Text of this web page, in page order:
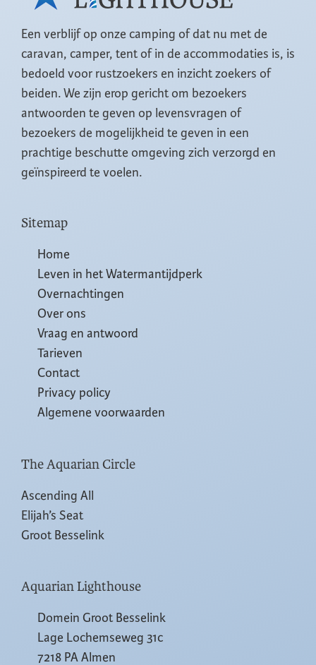
Een verblijf op onze camping of dat nu met de
caravan, camper, tent of in de accommodaties is, is
bedoeld voor rustzoekers en inzicht zoekers of
beiden. We zijn erop gericht om bezoekers
antwoorden te geven op levensvragen of
bezoekers de mogelijkheid te geven in een
prachtige beschutte omgeving zich verzorgd en
geïnspireerd te voelen.
Sitemap
Home
Leven in het Watermantijdperk
Overnachtingen
Over ons
Vraag en antwoord
Tarieven
Contact
Privacy policy
Algemene voorwaarden
The Aquarian Circle
Ascending All
Elijah’s Seat
Groot Besselink
Aquarian Lighthouse
Domein Groot Besselink
Lage Lochemseweg 31c
7218 PA Almen